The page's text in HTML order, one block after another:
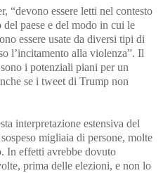
“devono essere letti nel contesto
paese e del modo in cui le
essere usate da diversi tipi di
l’incitamento alla violenza”. Il
i potenziali piani per un
se i tweet di Trump non
interpretazione estensiva del
migliaia di persone, molte
In effetti avrebbe dovuto
prima delle elezioni, e non lo